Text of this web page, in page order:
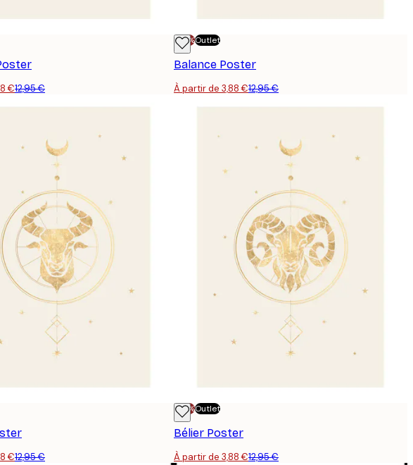
€12,95 €
-70%Outlet
Balance Poster
À partir de 3,88 €12,95 €
€12,95 €
-70%Outlet
Bélier Poster
À partir de 3,88 €12,95 €